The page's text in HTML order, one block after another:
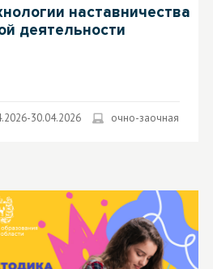
наставничества
деятельности
30.04.2026 очно-заочная